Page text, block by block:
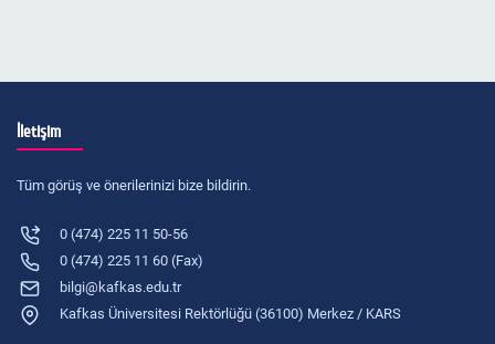
İletişim
Tüm görüş ve önerilerinizi bize bildirin.
0 (474) 225 11 50-56
0 (474) 225 11 60 (Fax)
bilgi@kafkas.edu.tr
Kafkas Üniversitesi Rektörlüğü (36100) Merkez / KARS